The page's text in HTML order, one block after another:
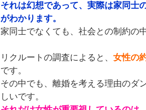
それは幻想であって、実際は家同士
がわかります。
家同士でなくても、社会との制約の
リクルートの調査によると、 女性の
です。
その中でも、離婚を考える理由のダ
しいです。